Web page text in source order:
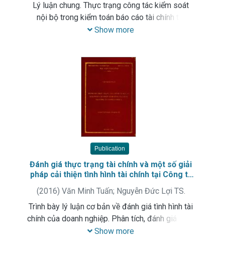
Lý luận chung. Thực trạng công tác kiểm soát
nội bộ trong kiểm toán báo cáo tài chính tại
Công ty TNHH dịch vụ kiểm toán, kế toán và tư
Show more
Publication
Đánh giá thực trạng tài chính và một số giải
pháp cải thiện tình hình tài chính tại Công ty
cổ phần Bibica
(2016) Văn Minh Tuấn; Nguyễn Đức Lợi TS.
Trình bày lý luận cơ bản về đánh giá tình hình tài
chính của doanh nghiệp. Phân tích, đánh giá thực
trạng và đề xuất các giải pháp cải thiện tình hình
Show more